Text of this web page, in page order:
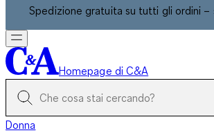
Spedizione gratuita su tutti gli ordini –
Homepage di C&A
Donna